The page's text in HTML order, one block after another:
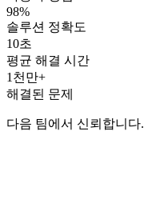
98%
솔루션 정확도
10초
평균 해결 시간
1천만+
해결된 문제
다음 팀에서 신뢰합니다.